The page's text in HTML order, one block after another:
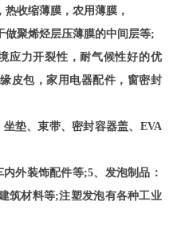
收缩薄膜，农用薄膜，
做聚烯烃层压薄膜的中间层等;
应力开裂性，耐气候性好的优
皮包，家用电器配件，窗密封
垫、束带、密封容器盖、 EVA
外装饰配件等;5、发泡制品：
筑材料等;注塑发泡有各种工业